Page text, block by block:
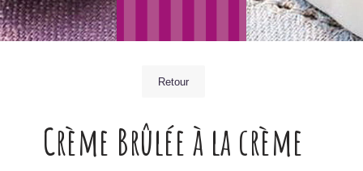
Retour
Crème Brûlée à la crème